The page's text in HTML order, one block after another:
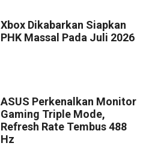
Xbox Dikabarkan Siapkan
PHK Massal Pada Juli 2026
ASUS Perkenalkan Monitor
Gaming Triple Mode,
Refresh Rate Tembus 488
Hz